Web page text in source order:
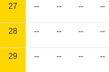
27 -- -- -- --
28 -- -- -- --
29 -- -- -- --